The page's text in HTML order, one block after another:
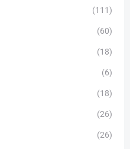
(111)
(60)
(18)
(6)
(18)
(26)
(26)